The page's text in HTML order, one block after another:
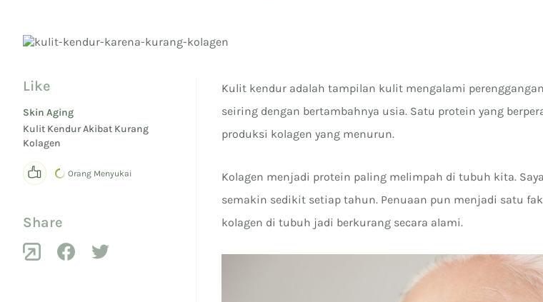
Like
Skin Aging
Kulit Kendur Akibat Kurang
Kolagen
0 Orang Menyukai
Share
Kulit kendur adalah tampilan kulit mengalami
seiring dengan bertambahnya usia. Satu protein yang
produksi kolagen yang menurun.
Kolagen menjadi protein paling melimpah di tubuh kita.
semakin sedikit setiap tahun. Penuaan pun menjadi satu
kolagen di tubuh jadi berkurang secara alami.